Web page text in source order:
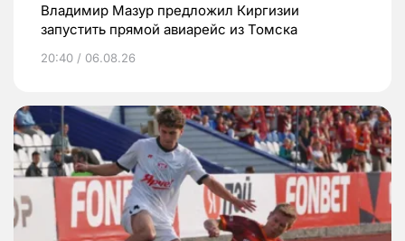
Владимир Мазур предложил Киргизии
запустить прямой авиарейс из Томска
20:40 / 06.08.26